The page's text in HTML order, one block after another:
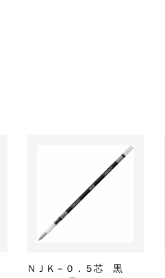
ＮＪＫ－０．５芯 黒